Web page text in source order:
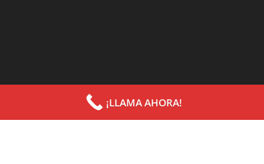
¡LLAMA AHORA!